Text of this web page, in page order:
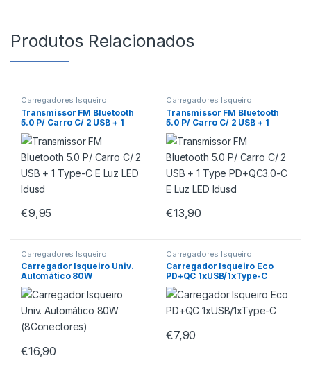
Produtos Relacionados
Carregadores Isqueiro
Transmissor FM Bluetooth
5.0 P/ Carro C/ 2 USB + 1
Type-C E Luz LED Idusd
€9,95
Carregadores Isqueiro
Transmissor FM Bluetooth
5.0 P/ Carro C/ 2 USB + 1
Type PD+QC3.0-C E Luz LED
Idusd
€13,90
Carregadores Isqueiro
Carregador Isqueiro Univ.
Automático 80W
(8Conectores)
€16,90
Carregadores Isqueiro
Carregador Isqueiro Eco
PD+QC 1xUSB/1xType-C
€7,90